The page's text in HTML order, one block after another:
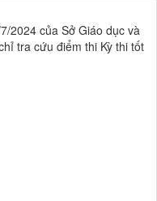
2024 của Sở Giáo dục và
tra cứu điểm thi Kỳ thi tốt